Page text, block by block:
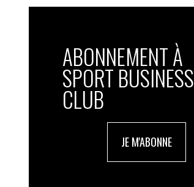
ABONNEMENT À
SPORT BUSINESS
CLUB
JE M'ABONNE